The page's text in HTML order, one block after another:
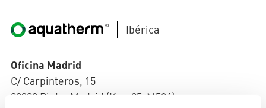
Ibérica
Oficina Madrid
C/ Carpinteros, 15
28320 Pinto, Madrid (Km. 25-M506)